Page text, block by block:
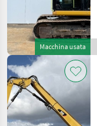
Macchina usata